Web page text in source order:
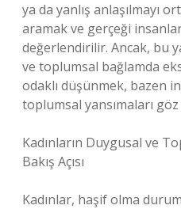
ya da yanlış anlaşılmayı
aramak ve gerçeği
değerlendirilir. Ancak, bu
ve toplumsal bağlamda
odaklı düşünmek, bazen
toplumsal yansımaları
Kadınların Duygusal ve
Bakış Açısı
Kadınlar, haşif olma